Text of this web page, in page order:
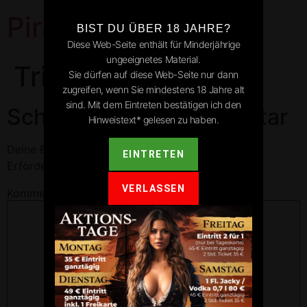
Pirates Park
Triberg
Schreibe einen Kommentar
Deine E-Mail-Adresse wird nicht veröffentlicht.
BIST DU ÜBER 18 JAHRE?
Diese Web-Seite enthält für Minderjährige
ungeeignetes Material.
Sie dürfen auf diese Web-Seite nur dann
zugreifen, wenn Sie mindestens 18 Jahre alt
sind. Mit dem Eintreten bestätigen ich den
Hinweistext* gelesen zu haben.
EINTRETEN
VERLASSEN